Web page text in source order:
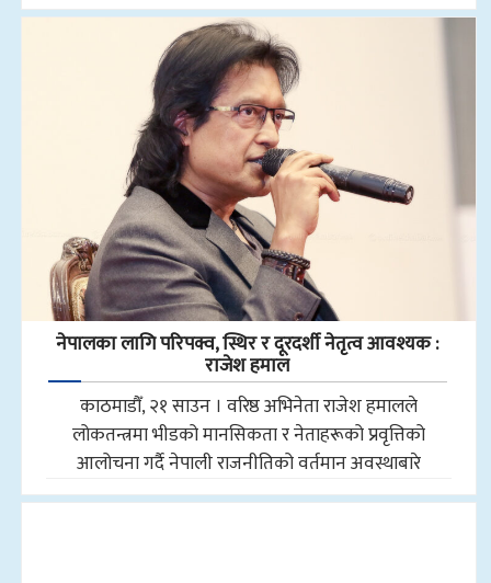
नेपालका लागि परिपक्व, स्थिर र दूरदर्शी नेतृत्व आवश्यक :
राजेश हमाल
काठमाडौँ, २१ साउन । वरिष्ठ अभिनेता राजेश हमालले
लोकतन्त्रमा भीडको मानसिकता र नेताहरूको प्रवृत्तिको
आलोचना गर्दै नेपाली राजनीतिको वर्तमान अवस्थाबारे